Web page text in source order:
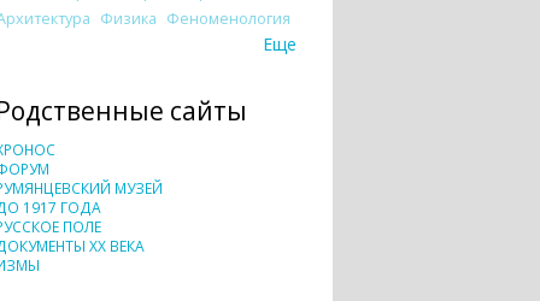
Физика Феноменология
Еще
сайты
МУЗЕЙ
1917 ГОДА
ПОЛЕ
XX ВЕКА